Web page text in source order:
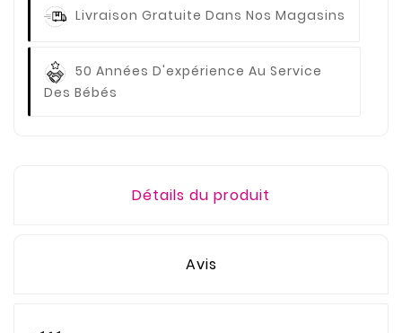
Livraison Gratuite Dans Nos Magasins
50 Années D'expérience Au Service
Des Bébés
Détails du produit
Avis